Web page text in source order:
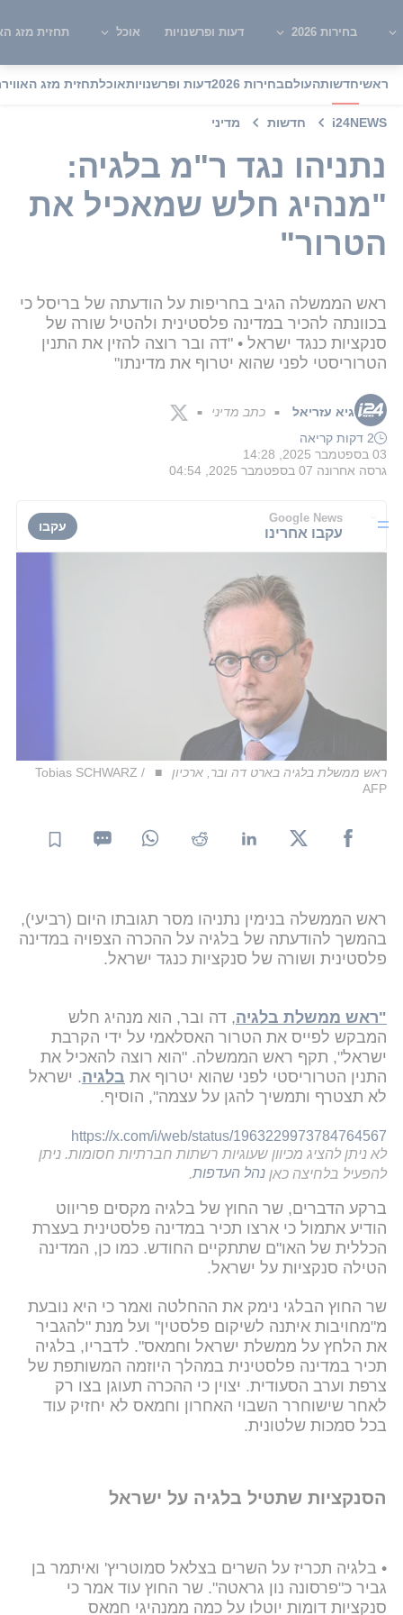
בחירות 2026 דעות ופרשנויות אוכל תחזית מזג
ראשיחדשותהעולםבחירות 2026 דעות ופרשנויותאוכלתחזית מזג האוויר
i24NEWS חדשות מדיני
נתניהו נגד ר"מ בלגיה:
"מנהיג חלש שמאכיל את
הטרור"
ראש הממשלה הגיב בחריפות על הודעתה של בריסל כי
בכוונתה להכיר במדינה פלסטינית ולהטיל שורה של
סנקציות כנגד ישראל • "דה ובר רוצה להזין את התנין
הטרוריסטי לפני שהוא יטרוף את מדינתו"
גיא עזריאל ■ כתב מדיני ■
2 דקות קריאה
03 בספטמבר 2025, 14:28
גרסה אחרונה 07 בספטמבר 2025, 04:54
Google News
עקבו אחרינו עקבו
ראש ממשלת בלגיה בארט דה ובר, ארכיון
Tobias SCHWARZ /
AFP
ראש הממשלה בנימין נתניהו מסר תגובתו היום (רביעי),
בהמשך להודעתה של בלגיה על ההכרה הצפויה במדינה
פלסטינית ושורה של סנקציות כנגד ישראל.
"ראש ממשלת בלגיה, דה ובר, הוא מנהיג חלש
המבקש לפייס את הטרור האסלאמי על ידי הקרבת
ישראל", תקף ראש הממשלה. "הוא רוצה להאכיל את
התנין הטרוריסטי לפני שהוא יטרוף את בלגיה. ישראל
לא תצטרף ותמשיך להגן על עצמה", הוסיף.
https://x.com/i/web/status/1963229973784764567
לא ניתן להציג מכיוון שעוגיות רשתות חברתיות חסומות. ניתן
להפעיל בלחיצה כאן נהל העדפות
ברקע הדברים, שר החוץ של בלגיה מקסים פריווט
הודיע אתמול כי ארצו תכיר במדינה פלסטינית בעצרת
הכללית של האו"ם שתתקיים החודש. כמו כן, המדינה
הטילה סנקציות על ישראל.
שר החוץ הבלגי נימק את ההחלטה ואמר כי היא נובעת
מ"מחויבות איתנה לשיקום פלסטין" ועל מנת "להגביר
את הלחץ על ממשלת ישראל וחמאס". לדבריו, בלגיה
תכיר במדינה פלסטינית במהלך היוזמה המשותפת של
צרפת וערב הסעודית. יצוין כי ההכרה תעוגן בצו רק
לאחר שישוחרר השבוי האחרון וחמאס לא יחזיק עוד
בכל סמכות שלטונית.
הסנקציות שתטיל בלגיה על ישראל
• בלגיה תכריז על השרים בצלאל סמוטריץ' ואיתמר בן
גביר כ"פרסונה נון גראטה". שר החוץ עוד אמר כי
סנקציות דומות יוטלו על כמה ממנהיגי חמאס